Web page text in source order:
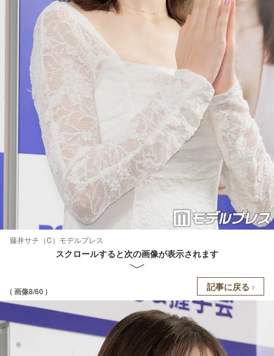
藤井サチ（C）モデルプレス
スクロールすると次の画像が表示されます
( 画像8/60 ) 記事に戻る